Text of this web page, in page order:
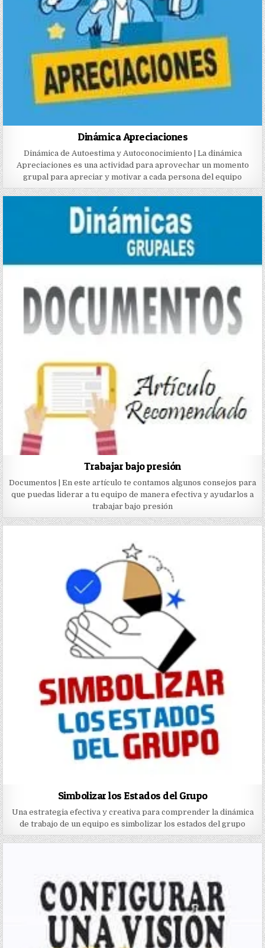
Dinámica Apreciaciones
Dinámica de Autoestima y Autoconocimiento | La dinámica
Apreciaciones es una actividad para aprovechar un momento
grupal para apreciar y motivar a cada persona del equipo
Trabajar bajo presión
Documentos | En este artículo te contamos algunos consejos para
que puedas liderar a tu equipo de manera efectiva y ayudarlos a
trabajar bajo presión
Simbolizar los Estados del Grupo
Una estrategia efectiva y creativa para comprender la dinámica
de trabajo de un equipo es simbolizar los estados del grupo